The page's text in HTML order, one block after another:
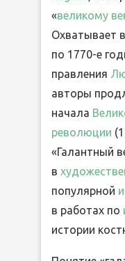
«великому
Охватывает
по 1770-е
правления
авторы
начала
революции
«Галантный
в
популярной
в работах по
истории